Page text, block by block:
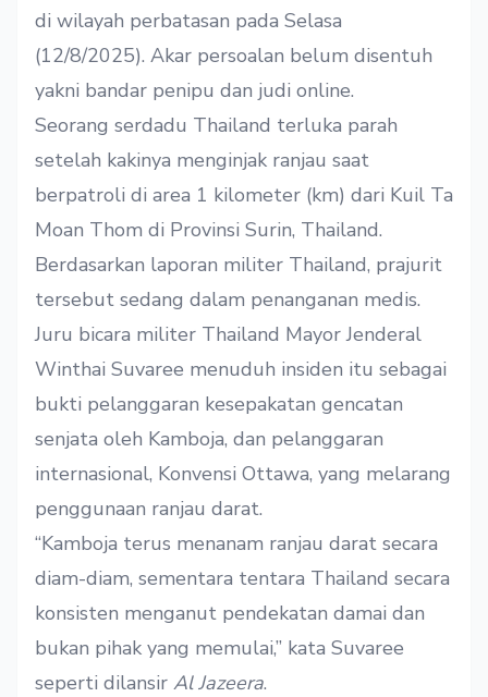
di wilayah perbatasan pada Selasa
(12/8/2025). Akar persoalan belum disentuh
yakni bandar penipu dan judi online.
Seorang serdadu Thailand terluka parah
setelah kakinya menginjak ranjau saat
berpatroli di area 1 kilometer (km) dari Kuil Ta
Moan Thom di Provinsi Surin, Thailand.
Berdasarkan laporan militer Thailand, prajurit
tersebut sedang dalam penanganan medis.
Juru bicara militer Thailand Mayor Jenderal
Winthai Suvaree menuduh insiden itu sebagai
bukti pelanggaran kesepakatan gencatan
senjata oleh Kamboja, dan pelanggaran
internasional, Konvensi Ottawa, yang melarang
penggunaan ranjau darat.
“Kamboja terus menanam ranjau darat secara
diam-diam, sementara tentara Thailand secara
konsisten menganut pendekatan damai dan
bukan pihak yang memulai,” kata Suvaree
seperti dilansir Al Jazeera.